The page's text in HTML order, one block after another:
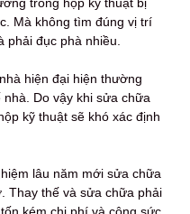
Mà không tìm đúng vị trí
phải đục phà nhiều.
hiện đại hiện thường
Do vậy khi sửa chữa
kỹ thuật sẽ khó xác định
lâu năm mới sửa chữa
Thay thế và sửa chữa phải
kém chi phí và công sức